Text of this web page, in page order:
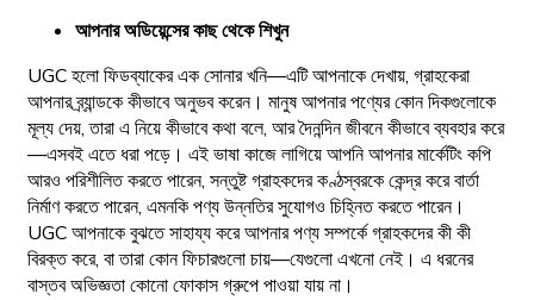
আপনার অডিয়েন্সের কাছ থেকে শিখুন
UGC হলো ফিডব্যাকের এক সোনার খনি—এটি আপনাকে দেখায়, গ্রাহকেরা
আপনার ব্র্যান্ডকে কীভাবে অনুভব করেন। মানুষ আপনার পণ্যের কোন দিকগুলোকে
মূল্য দেয়, তারা এ নিয়ে কীভাবে কথা বলে, আর দৈনন্দিন জীবনে কীভাবে ব্যবহার করে
—এসবই এতে ধরা পড়ে। এই ভাষা কাজে লাগিয়ে আপনি আপনার মার্কেটিং কপি
আরও পরিশীলিত করতে পারেন, সন্তুষ্ট গ্রাহকদের কণ্ঠস্বরকে কেন্দ্র করে বার্তা
নির্মাণ করতে পারেন, এমনকি পণ্য উন্নতির সুযোগও চিহ্নিত করতে পারেন।
UGC আপনাকে বুঝতে সাহায্য করে আপনার পণ্য সম্পর্কে গ্রাহকদের কী কী
বিরক্ত করে, বা তারা কোন ফিচারগুলো চায়—যেগুলো এখনো নেই। এ ধরনের
বাস্তব অভিজ্ঞতা কোনো ফোকাস গ্রুপে পাওয়া যায় না।